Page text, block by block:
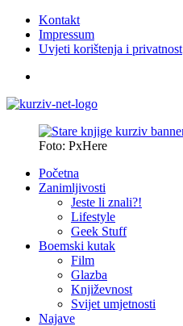
Kontakt
Impressum
Uvjeti korištenja i privatnost
Foto: PxHere
Početna
Zanimljivosti
Jeste li znali?!
Lifestyle
Geek Stuff
Boemski kutak
Film
Glazba
Književnost
Svijet umjetnosti
Najave